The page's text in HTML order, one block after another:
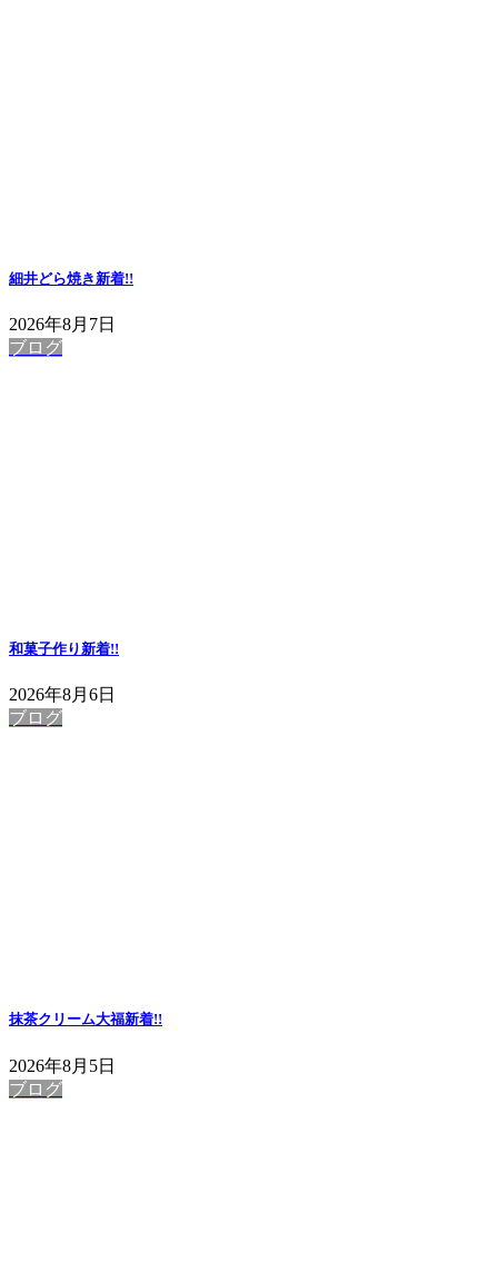
細井どら焼き新着!!
2026年8月7日
ブログ
和菓子作り新着!!
2026年8月6日
ブログ
抹茶クリーム大福新着!!
2026年8月5日
ブログ